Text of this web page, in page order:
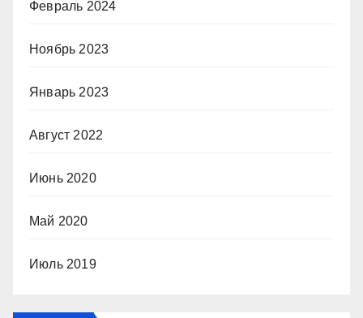
Февраль 2024
Ноябрь 2023
Январь 2023
Август 2022
Июнь 2020
Май 2020
Июль 2019